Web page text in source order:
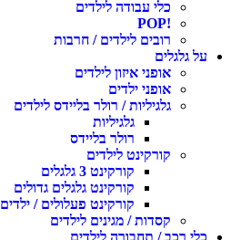
כלי עבודה לילדים
!POP
רובים לילדים / חרבות
על גלגלים
אופני איזון לילדים
אופני ילדים
גלגיליות / רולר בליידס לילדים
גלגיליות
רולר בליידס
קורקינט לילדים
קורקינט 3 גלגלים
קורקינט גלגלים גדולים
קורקינט פעלולים / ילדים
קסדות / מגינים לילדים
כלי רכב / תחבורה לילדים